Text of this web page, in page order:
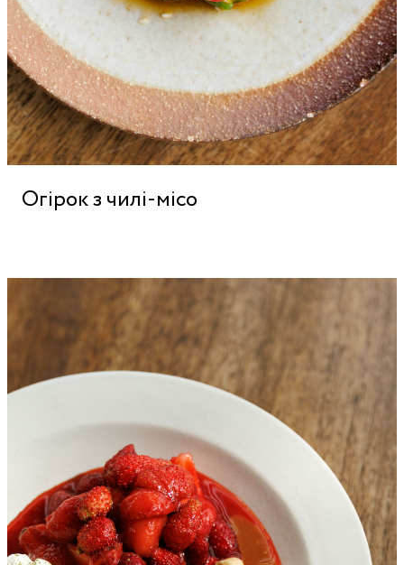
Огірок з чилі-місо